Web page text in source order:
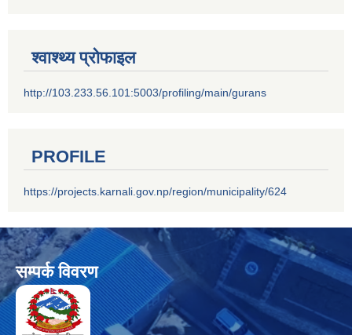
श्वाश्थ्य प्रोफाइल
http://103.233.56.101:5003/profiling/main/gurans
PROFILE
https://projects.karnali.gov.np/region/municipality/624
सम्पर्क विवरण